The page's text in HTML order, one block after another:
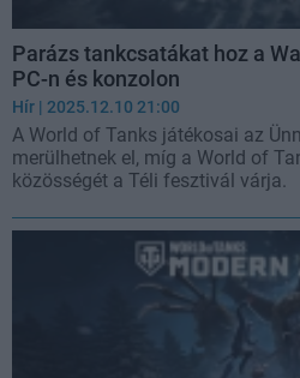
Parázs tankcsatákat hoz a
PC-n és konzolon
Hír | 2025.12.10 21:00
A World of Tanks játékosai az
merülhetnek el, míg a World of
közösségét a Téli fesztivál várja.